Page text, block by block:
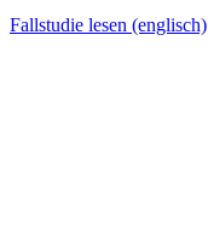
Fallstudie lesen (englisch)